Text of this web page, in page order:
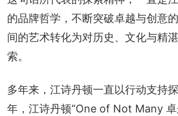
的品牌哲学，不断突破卓越与创意
间的艺术转化为对历史、文化与精
索。
多年来，江诗丹顿一直以行动支持
年，江诗丹顿“One of Not Many 卓